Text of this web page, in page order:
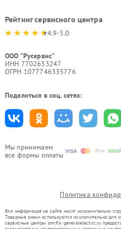
Мы принимаем
все формы оплаты
Рейтинг сервисного центра
4.9-5.0
ООО "Русервис"
ИНН 7702633247
ОГРН 1077746335776
Поделиться в соц. сетях:
Политика
Вся информация на сайте носит исключительно
Товарные знаки используются исключительно для
сервисные центры smr.fix-generalelectric.ru